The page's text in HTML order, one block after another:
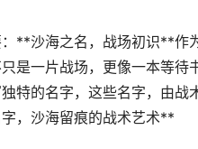
**沙海之名，战场初识**作
是一片战场，更像一本等待
特的名字，这些名字，由
，沙海留痕的战术艺术**